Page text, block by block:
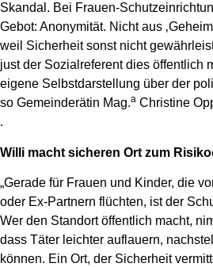
Skandal. Bei Frauen-
Gebot: Anonymität. Nicht aus
weil Sicherheit sonst nicht
just der Sozialreferent dies öffentlich
eigene Selbstdarstellung über der
so Gemeinderätin Mag.a Christine
.
Willi macht sicheren Ort zum
„Gerade für Frauen und Kinder, die
oder Ex-Partnern flüchten, ist der
Wer den Standort öffentlich macht,
dass Täter leichter auflauern,
können. Ein Ort, der Sicherheit